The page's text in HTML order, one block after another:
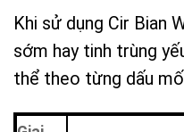
Khi sử dụng Cir Bian
sớm hay tinh trùng
thể theo từng dấu